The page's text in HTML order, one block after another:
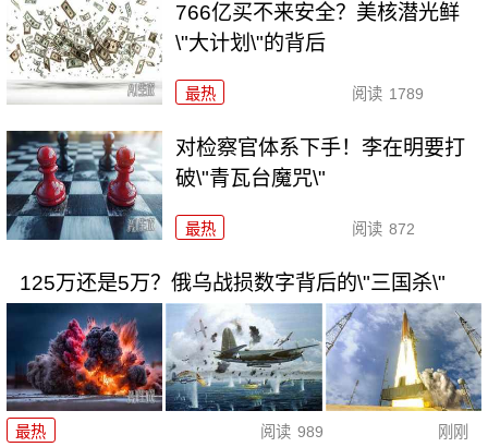
766亿买不来安全？美核潜光鲜
\"大计划\"的背后
最热 阅读 1789
对检察官体系下手！李在明要打
破\"青瓦台魔咒\"
最热 阅读 872
125万还是5万？俄乌战损数字背后的\"三国杀\"
最热 阅读 989 刚刚